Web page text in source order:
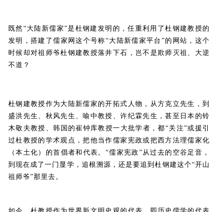
既然“大陆新儒家”是杜钢建发明的，任重利用了杜钢建教授的
发明，搭建了儒家网这个号称“大陆新儒家平台”的网站，这个
时候却对祖师爷杜钢建教授落井下石，岂不是欺师灭祖、大逆
不道？
杜钢建教授作为大陆新儒家的开拓式人物，从方克立先生，到
盛洪先生、秋风先生、喻中教授、许纪霖先生，甚至日本的铃
木敬夫教授、韩国的崔钟库教授一大批学者，都“关注”或援引
过杜教授的学术观点，把他当作儒家宪政或把西方法理儒家化
（本土化）的首倡者和代表。“儒家宪政”从过去的空谷足音，
到现在成了一门显学，追根溯源，还是要追到杜钢建这个“开山
祖师爷”那里去。